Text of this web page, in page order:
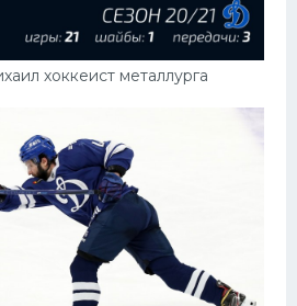
хоккеист металлурга